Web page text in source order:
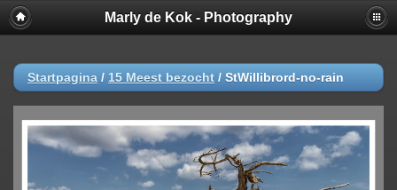
Marly de Kok - Photography
Startpagina / 15 Meest bezocht / StWillibrord-no-rain